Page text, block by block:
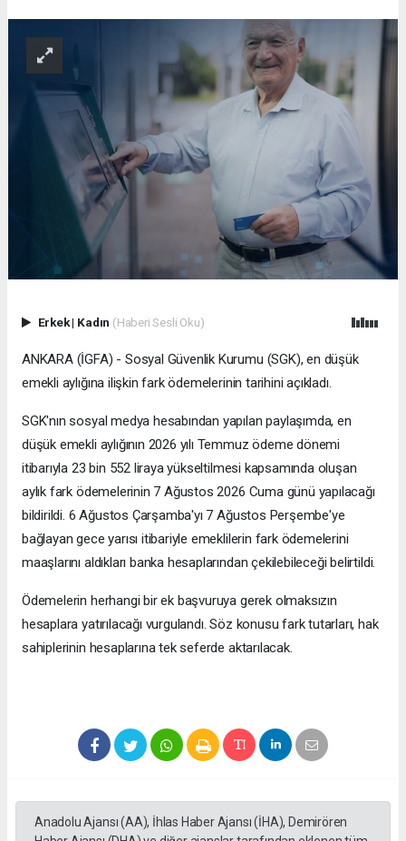
Erkek| Kadın (Haberi Sesli Oku)
ANKARA (İGFA) - Sosyal Güvenlik Kurumu (SGK), en düşük
emekli aylığına ilişkin fark ödemelerinin tarihini açıkladı.
SGK'nın sosyal medya hesabından yapılan paylaşımda, en
düşük emekli aylığının 2026 yılı Temmuz ödeme dönemi
itibarıyla 23 bin 552 liraya yükseltilmesi kapsamında oluşan
aylık fark ödemelerinin 7 Ağustos 2026 Cuma günü yapılacağı
bildirildi. 6 Ağustos Çarşamba'yı 7 Ağustos Perşembe'ye
bağlayan gece yarısı itibariyle emeklilerin fark ödemelerini
maaşlarını aldıkları banka hesaplarından çekilebileceği belirtildi.
Ödemelerin herhangi bir ek başvuruya gerek olmaksızın
hesaplara yatırılacağı vurgulandı. Söz konusu fark tutarları, hak
sahiplerinin hesaplarına tek seferde aktarılacak.
Anadolu Ajansı (AA), İhlas Haber Ajansı (İHA), Demirören